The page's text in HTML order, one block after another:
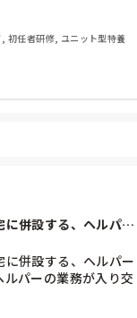
ったそうです。お水
族は５分くらいの所
たり、ゴミを集めに
まかせにしていく、
夜勤に入ります。今
行となります。それ
あり、今後のことも
初任者研修, ユニット型特養
併設する、ヘルパー
併設する、ヘルパー
パーの業務が入り交
事盛り付けなどで、